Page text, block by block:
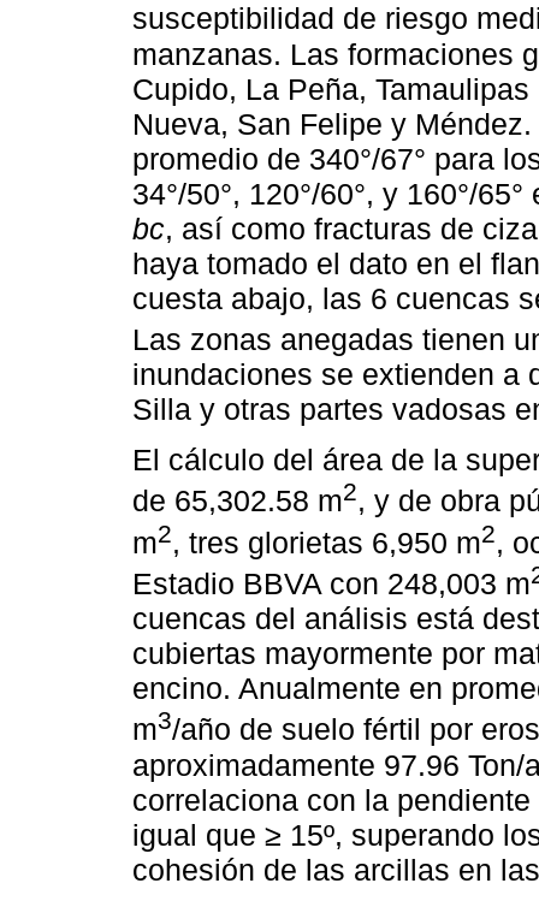
susceptibilidad de riesgo
manzanas. Las formaciones
Cupido, La Peña,
Nueva, San Felipe y
promedio de 340°/67° para
34°/50°, 120°/60°, y 160°/
bc, así como fracturas de
haya tomado el dato en el
cuesta abajo, las 6 cuencas
Las zonas anegadas tienen
inundaciones se extienden a
Silla y otras partes vadosas
El cálculo del área de la
de 65,302.58 m2, y de obra
m2, tres glorietas 6,950 m2,
Estadio BBVA con 248,003 m
cuencas del análisis está
cubiertas mayormente por
encino. Anualmente en
m3/año de suelo fértil por
aproximadamente 97.96
correlaciona con la
igual que ≥ 15º, superando
cohesión de las arcillas en